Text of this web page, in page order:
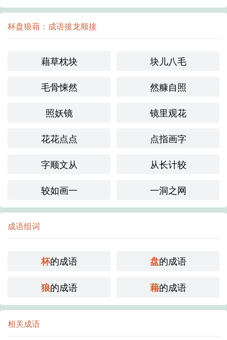
杯盘狼藉：成语接龙顺接
藉草枕块
块儿八毛
毛骨悚然
然糠自照
照妖镜
镜里观花
花花点点
点指画字
字顺文从
从长计较
较如画一
一洞之网
成语组词
杯的成语 盘的成语
狼的成语 藉的成语
相关成语